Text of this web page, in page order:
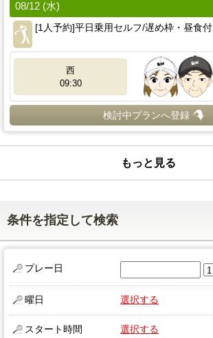
08/12 (水)
[1人予約]平日乗用セルフ/遅め枠・昼食付
西
09:30
検討中プランへ登録
もっと見る
条件を指定して検索
プレー日
曜日 選択する
スタート時間 選択する